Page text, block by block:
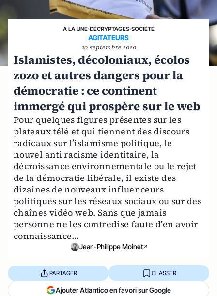
A LA UNE›DÉCRYPTAGES›SOCIÉTÉ
AGITATEURS
20 septembre 2020
Islamistes, décoloniaux, écolos
zozo et autres dangers pour la
démocratie : ce continent
immergé qui prospère sur le web
Pour quelques figures présentes sur les
plateaux télé et qui tiennent des discours
radicaux sur l’islamisme politique, le
nouvel anti racisme identitaire, la
décroissance environnementale ou le rejet
de la démocratie libérale, il existe des
dizaines de nouveaux influenceurs
politiques sur les réseaux sociaux ou sur des
chaînes vidéo web. Sans que jamais
personne ne les contredise faute d’en avoir
connaissance…
Jean-Philippe Moinet
PARTAGER CLASSER
Ajouter Atlantico en favori sur Google